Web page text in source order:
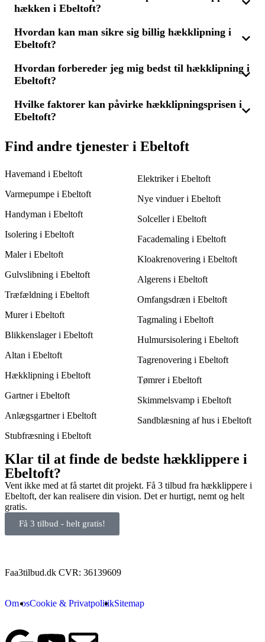
af service og pris til din hækpleje.
opgaven kortfattet, herunder hækkens størrelse og behovet for
haveserviceudbydere, som du kan gennemgå for at finde den
bedste pris og den rette leverandør til din hækkes behov.
hækken i Ebeltoft?
Det er ofte bedst at klippe hækken om foråret eller
sensommeren, afhængigt af hæktypen. Regelmæssig beskæring
indhente 3 tilbud for at finde den bedste haveservice i Ebeltoft
til at vedligeholde din hæk på det rigtige tidspunkt.
Hvordan kan man sikre sig billig hækklipning i
Ebeltoft?
Du kan opnå billig hækklipning ved at sammenligne flere
tilbud fra forskellige serviceudbydere i Ebeltoft. Ved at
at gå på kompromis med kvaliteten af arbejdet. Det er også
vigtigt at overveje erfaring og pålidelighed, når du vælger en
Hvordan forbereder jeg mig bedst til hækklipning i
Ebeltoft?
Før du får klippet hækken, er det en fordel at sikre, at området
omkring hækken er rent og let tilgængeligt. Sørg for, at der er
indhenter 3 tilbud, kan du også få rådgivning om, hvordan du
bedst forbereder området til hækpleje i Ebeltoft.
Hvilke faktorer kan påvirke hækklipningsprisen i
Ebeltoft?
Flere faktorer kan påvirke prisen på hækklipning, såsom
hækkens størrelse, tæthed og behovet for beskæring. Større
indhente 3 tilbud i Ebeltoft kan du få en nøjagtig vurdering af
hækklipning.
Find andre tjenester i Ebeltoft
Havemand i Ebeltoft
Varmepumpe i Ebeltoft
Handyman i Ebeltoft
Isolering i Ebeltoft
Maler i Ebeltoft
Gulvslibning i Ebeltoft
Træfældning i Ebeltoft
Murer i Ebeltoft
Blikkenslager i Ebeltoft
Altan i Ebeltoft
Hækklipning i Ebeltoft
Gartner i Ebeltoft
Anlægsgartner i Ebeltoft
Stubfræsning i Ebeltoft
Elektriker i Ebeltoft
Nye vinduer i Ebeltoft
Solceller i Ebeltoft
Facademaling i Ebeltoft
Kloakrenovering i Ebeltoft
Algerens i Ebeltoft
Omfangsdræn i Ebeltoft
Tagmaling i Ebeltoft
Hulmursisolering i Ebeltoft
Tagrenovering i Ebeltoft
Tømrer i Ebeltoft
Skimmelsvamp i Ebeltoft
Sandblæsning af hus i Ebeltoft
Klar til at finde de bedste hækklippere i
Ebeltoft?
Vent ikke med at få startet dit projekt. Få 3 tilbud fra hækklippere i
Ebeltoft, der kan realisere din vision. Det er hurtigt, nemt og helt
gratis.
Få 3 tilbud - helt gratis!
Faa3tilbud.dk CVR: 36139609
Om osCookie & PrivatpolitikSitemap